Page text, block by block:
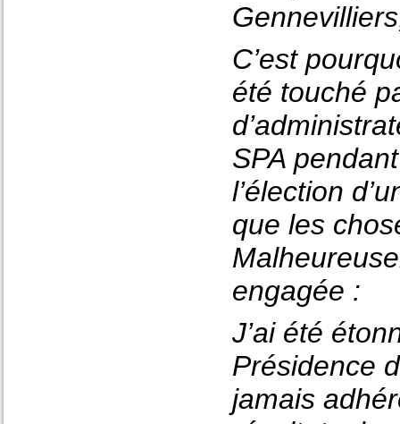
C’est
été touché
SPA
l’élection
que les
engagée :
J’ai été
Présidence
jamais